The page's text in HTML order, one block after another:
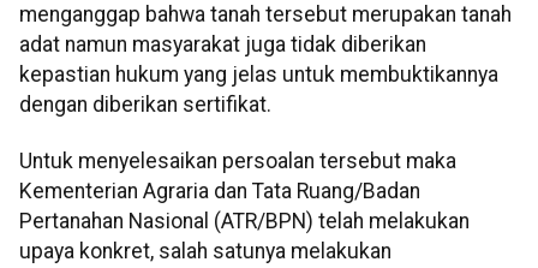
menganggap bahwa tanah tersebut merupakan tanah
adat namun masyarakat juga tidak diberikan
kepastian hukum yang jelas untuk membuktikannya
dengan diberikan sertifikat.
Untuk menyelesaikan persoalan tersebut maka
Kementerian Agraria dan Tata Ruang/Badan
Pertanahan Nasional (ATR/BPN) telah melakukan
upaya konkret, salah satunya melakukan